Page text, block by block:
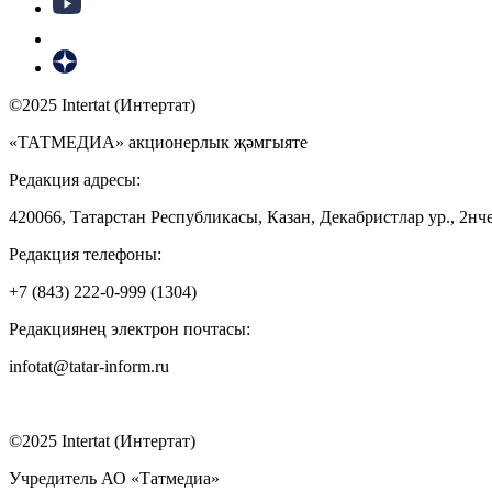
©2025 Intertat (Интертат)
«ТАТМЕДИА» акционерлык җәмгыяте
Редакция адресы:
420066, Татарстан Республикасы, Казан, Декабристлар ур.,
Редакция телефоны:
+7 (843) 222-0-999 (1304)
Редакциянең электрон почтасы:
infotat@tatar-inform.ru
©2025 Intertat (Интертат)
Учредитель АО «Татмедиа»